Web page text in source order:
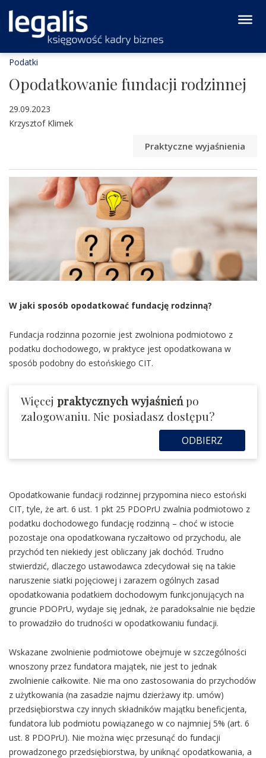
Podatki
Opodatkowanie fundacji rodzinnej
29.09.2023
Krzysztof Klimek
Praktyczne wyjaśnienia
W jaki sposób opodatkować fundację rodzinną?
Fundacja rodzinna pozornie jest zwolniona podmiotowo z
podatku dochodowego, w praktyce jest opodatkowana w
sposób podobny do estońskiego CIT.
Więcej praktycznych wyjaśnieńpo
zalogowaniu. Nie posiadasz dostępu?
ODBIERZ
Opodatkowanie fundacji rodzinnej przypomina nieco estoński
CIT, tyle, że art. 6 ust. 1 pkt 25 PDOPrU zwalnia podmiotowo z
podatku dochodowego fundację rodzinną – choć w istocie
pozostaje ona opodatkowana ryczałtowo od przychodu, ale
przychód ten niekiedy jest obliczany jak dochód. Trudno
stwierdzić, dlaczego ustawodawca zdecydował się na takie
naruszenie siatki pojęciowej i zarazem ogólnych zasad
opodatkowania podatkiem dochodowym funkcjonujących na
gruncie PDOPrU, wydaje się jednak, że paradoksalnie nie będzie
to prowadziło do trudności w opodatkowaniu fundacji.
Wskazane zwolnienie podmiotowe obejmuje w szczególności
wnoszony przez fundatora majątek, nie jest to jednak
zwolnienie całkowite. Nie ma ono zastosowania do przychodów
z użytkowania (na zasadzie najmu dzierżawy itp. umów)
przedsiębiorstwa czy innych składników majątku beneficjenta,
fundatora lub podmiotu powiązanego w co najmniej 5% (art. 6
ust. 8 PDOPrU). Nie można więc przesunąć do fundacji
prowadzonego przedsiębiorstwa, by uniknąć opodatkowania, a